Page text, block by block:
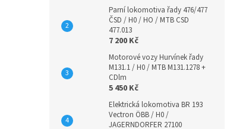
Parní lokomotiva řady 476/477
ČSD / H0 / HO / MTB CSD
477.013
7 200 Kč
Motorové vozy Hurvínek řady
M131.1 / H0 / MTB M131.1278 +
CDlm
5 450 Kč
Elektrická lokomotiva BR 193
Vectron ÖBB / H0 /
JAGERNDORFER 27100